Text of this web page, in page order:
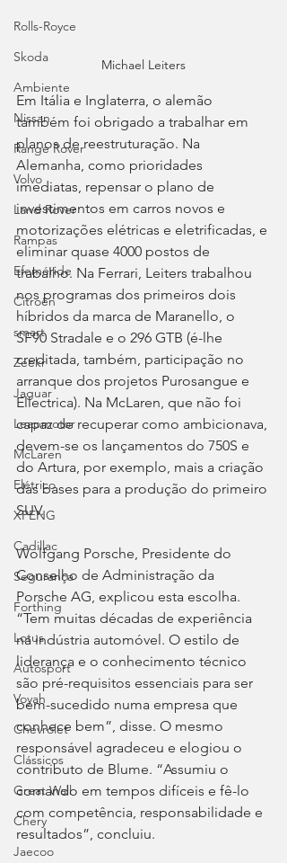
Rolls-Royce
Skoda
Ambiente
Nissan
Range Rover
Volvo
Land Rover
Rampas
Efeméride
Citroën
smart
Zeekr
Jaguar
Leapmotor
McLaren
Elétrico
XPENG
Cadillac
Segurança
Forthing
Lotus
Autosport
Voyah
Chevrolet
Clássicos
Great Wall
Chery
Jaecoo
Michael Leiters
Em Itália e Inglaterra, o alemão
também foi obrigado a trabalhar em
planos de reestruturação. Na
Alemanha, como prioridades
imediatas, repensar o plano de
investimentos em carros novos e
motorizações elétricas e eletrificadas, e
eliminar quase 4000 postos de
trabalho. Na Ferrari, Leiters trabalhou
nos programas dos primeiros dois
híbridos da marca de Maranello, o
SF90 Stradale e o 296 GTB (é-lhe
creditada, também, participação no
arranque dos projetos Purosangue e
Ellectrica). Na McLaren, que não foi
capaz de recuperar como ambicionava,
devem-se os lançamentos do 750S e
do Artura, por exemplo, mais a criação
das bases para a produção do primeiro
SUV.
Wolfgang Porsche, Presidente do
Conselho de Administração da
Porsche AG, explicou esta escolha.
“Tem muitas décadas de experiência
na indústria automóvel. O estilo de
liderança e o conhecimento técnico
são pré-requisitos essenciais para ser
bem-sucedido numa empresa que
conhece bem”, disse. O mesmo
responsável agradeceu e elogiou o
contributo de Blume. “Assumiu o
comando em tempos difíceis e fê-lo
com competência, responsabilidade e
resultados”, concluiu.